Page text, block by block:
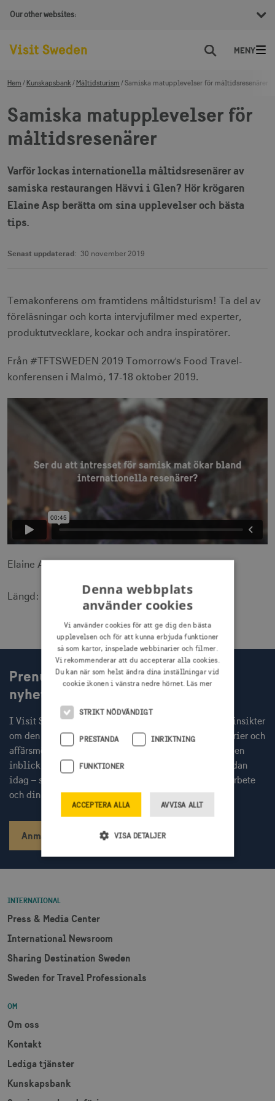
Our other websites:
Sök
Hem Kunskapsbank Måltidsturism Samiska matupplevelser för måltidsresenärer
Samiska matupplevelser för
måltidsresenärer
Varför lockas internationella måltidsresenärer av
samiska restaurangen Hävvi i Glen? Hör krögaren
Elaine Asp berätta om sina upplevelser och bästa
tips.
Senast uppdaterad: 30 november 2019
Temakonferens om framtidens måltidsturism! Ta del av
föreläsningar och korta intervjufilmer med experter,
produktutvecklare, kockar och andra inspiratörer.
Från #TFTSWEDEN 2019 Tomorrow's Food Travel-
konferensen i Malmö, 17-18 oktober 2019.
Elaine Asp, krögare, Hävvi i Glen
Längd: 0.45 min
Prenumerera på Visit Swedens
nyhetsbrev
I Visit Swedens nyhetsbrev får du varje månad färska insikter
om den globala resenären, inbjudningar till webbinarier och
affärsmöten med internationella researrangörer, samt en
inblick i aktuella Sverigekampanjer. Prenumerera redan
idag – så missar du inget av det som kan stärka ditt arbete
och din kommunikation.
Anmäl dig
INTERNATIONAL
Press & Media Center
International Newsroom
Sharing Destination Sweden
Sweden for Travel Professionals
OM
Om oss
Kontakt
Lediga tjänster
Kunskapsbank
Denna webbplats
använder cookies
Vi använder cookies för att ge dig den bästa
upplevelsen och för att kunna erbjuda funktioner
så som kartor, inspelade webbinarier och filmer.
Vi rekommenderar att du accepterar alla cookies.
Du kan när som helst ändra dina inställningar vid
cookie ikonen i vänstra nedre hörnet. Läs mer
STRIKT NÖDVÄNDIGT
PRESTANDA INRIKTNING
FUNKTIONER
ACCEPTERA ALLA AVVISA ALLT
VISA DETALJER
Strikt nödvändiga cookies tillåter
och kontohantering men bidrar även till en
användas ordentligt utan strikt nödvändiga
receive-cookie-